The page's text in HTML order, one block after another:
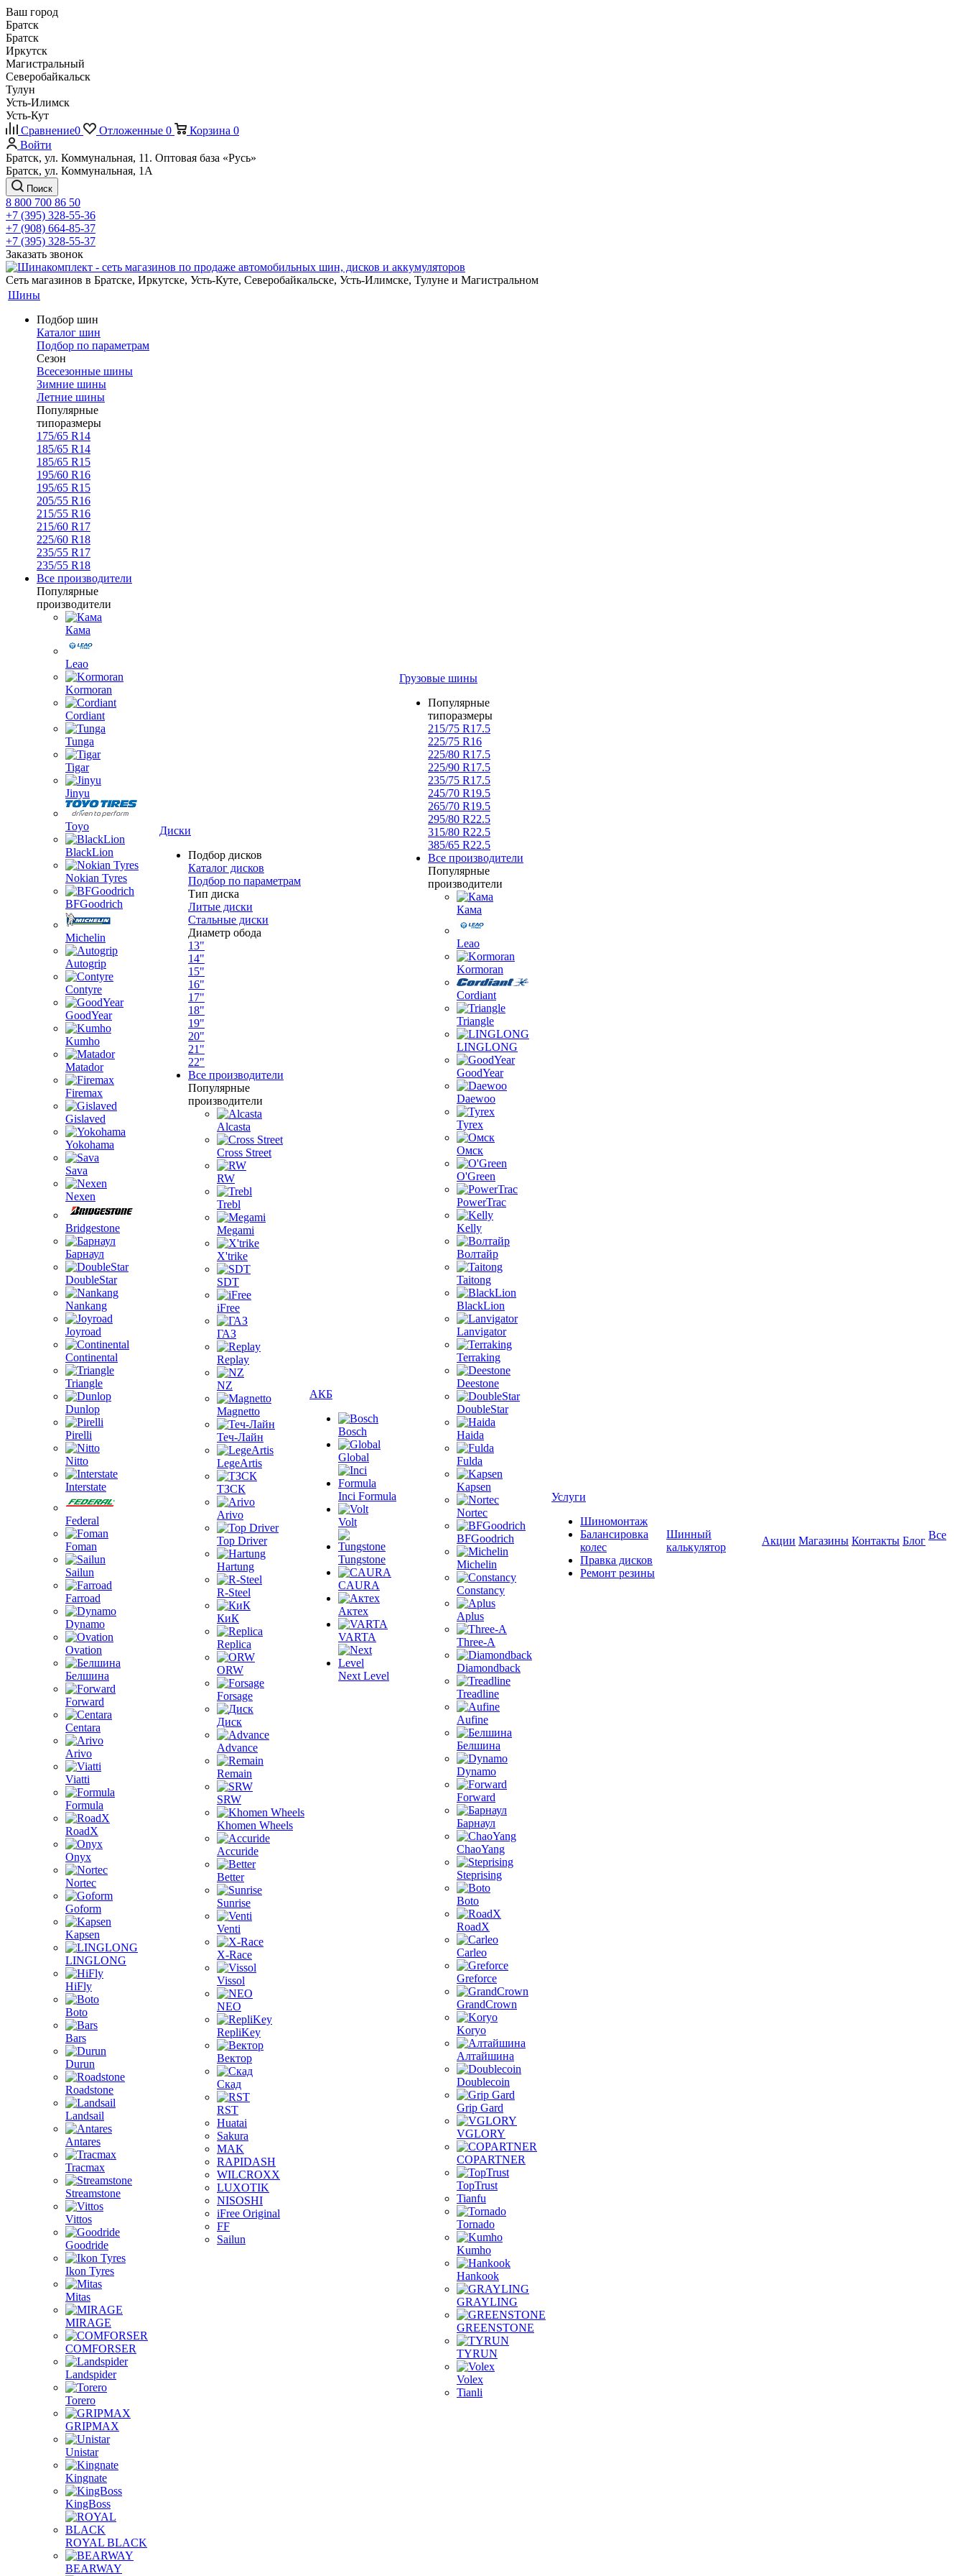
Ваш город
Братск
Братск
Иркутск
Магистральный
Северобайкальск
Тулун
Усть-Илимск
Усть-Кут
Сравнение0 Отложенные 0 Корзина 0
Войти
Братск, ул. Коммунальная, 11. Оптовая база «Русь»
Братск, ул. Коммунальная, 1А
Поиск
8 800 700 86 50
+7 (395) 328-55-36
+7 (908) 664-85-37
+7 (395) 328-55-37
Заказать звонок
Сеть магазинов в Братске, Иркутске, Усть-Куте, Северобайкальске, Усть-Илимске, Тулуне и Магистральном
Шины
Подбор шин
Каталог шин
Подбор по параметрам
Сезон
Всесезонные шины
Зимние шины
Летние шины
Популярные
типоразмеры
175/65 R14
185/65 R14
185/65 R15
195/60 R16
195/65 R15
205/55 R16
215/55 R16
215/60 R17
225/60 R18
235/55 R17
235/55 R18
Все производители
Популярные
производители
Кама
Leao
Kormoran
Cordiant
Tunga
Tigar
Jinyu
Toyo
BlackLion
Nokian Tyres
BFGoodrich
Michelin
Autogrip
Contyre
GoodYear
Kumho
Matador
Firemax
Gislaved
Yokohama
Sava
Nexen
Bridgestone
Барнаул
DoubleStar
Nankang
Joyroad
Continental
Triangle
Dunlop
Pirelli
Nitto
Interstate
Federal
Foman
Sailun
Farroad
Dynamo
Ovation
Белшина
Forward
Centara
Arivo
Viatti
Formula
RoadX
Onyx
Nortec
Goform
Kapsen
LINGLONG
HiFly
Boto
Bars
Durun
Roadstone
Landsail
Antares
Tracmax
Streamstone
Vittos
Goodride
Ikon Tyres
Mitas
MIRAGE
COMFORSER
Landspider
Torero
GRIPMAX
Unistar
Kingnate
KingBoss
ROYAL BLACK
BEARWAY
Диски
Подбор дисков
Каталог дисков
Подбор по параметрам
Тип диска
Литые диски
Стальные диски
Диаметр обода
13"
14"
15"
16"
17"
18"
19"
20"
21"
22"
Все производители
Популярные
производители
Alcasta
Cross Street
RW
Trebl
Megami
X'trike
SDT
iFree
ГАЗ
Replay
NZ
Magnetto
Теч-Лайн
LegeArtis
ТЗСК
Arivo
Top Driver
Hartung
R-Steel
КиК
Replica
ORW
Forsage
Диск
Advance
Remain
SRW
Khomen Wheels
Accuride
Better
Sunrise
Venti
X-Race
Vissol
NEO
RepliKey
Вектор
Скад
RST
Huatai
Sakura
MAK
RAPIDASH
WILCROXX
LUXOTIK
NISOSHI
iFree Original
FF
Sailun
АКБ
Bosch
Global
Inci Formula
Volt
Tungstone
CAURA
Актех
VARTA
Next Level
Грузовые шины
Популярные
типоразмеры
215/75 R17.5
225/75 R16
225/80 R17.5
225/90 R17.5
235/75 R17.5
245/70 R19.5
265/70 R19.5
295/80 R22.5
315/80 R22.5
385/65 R22.5
Все производители
Популярные
производители
Кама
Leao
Kormoran
Cordiant
Triangle
LINGLONG
GoodYear
Daewoo
Tyrex
Омск
O'Green
PowerTrac
Kelly
Волтайр
Taitong
BlackLion
Lanvigator
Terraking
Deestone
DoubleStar
Haida
Fulda
Kapsen
Nortec
BFGoodrich
Michelin
Constancy
Aplus
Three-A
Diamondback
Treadline
Aufine
Белшина
Dynamo
Forward
Барнаул
ChaoYang
Steprising
Boto
RoadX
Carleo
Greforce
GrandCrown
Koryo
Алтайшина
Doublecoin
Grip Gard
VGLORY
COPARTNER
TopTrust
Tianfu
Tornado
Kumho
Hankook
GRAYLING
GREENSTONE
TYRUN
Volex
Tianli
Услуги
Шиномонтаж
Балансировка
колес
Правка дисков
Ремонт резины
Шинный
калькулятор
Акции Магазины Контакты Блог Все